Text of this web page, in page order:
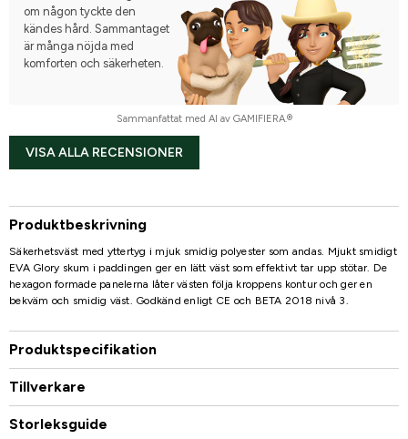
om någon tyckte den
kändes hård. Sammantaget
är många nöjda med
komforten och säkerheten.
Sammanfattat med AI av GAMIFIERA.®
VISA ALLA RECENSIONER
Produktbeskrivning
Säkerhetsväst med yttertyg i mjuk smidig polyester som andas. Mjukt smidigt
EVA Glory skum i paddingen ger en lätt väst som effektivt tar upp stötar. De
hexagon formade panelerna låter västen följa kroppens kontur och ger en
bekväm och smidig väst. Godkänd enligt CE och BETA 2018 nivå 3.
Produktspecifikation
Tillverkare
Storleksguide